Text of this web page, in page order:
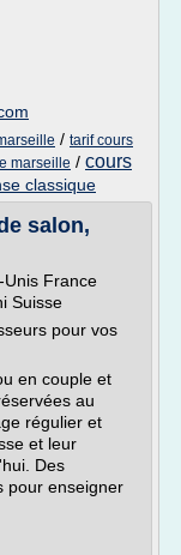
/ tarif cours
marseille / cours
classique
salon,
Unis France
Suisse
pour vos
en couple et
au
régulier et
et leur
Des
pour enseigner